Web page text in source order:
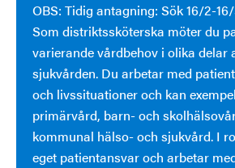
OBS: Tidig antagning: Sök 16/2-
Som distriktssköterska möter du
varierande vårdbehov i olika delar
sjukvården. Du arbetar med
och livssituationer och kan
primärvård, barn- och
kommunal hälso- och sjukvård. I
eget patientansvar och arbetar